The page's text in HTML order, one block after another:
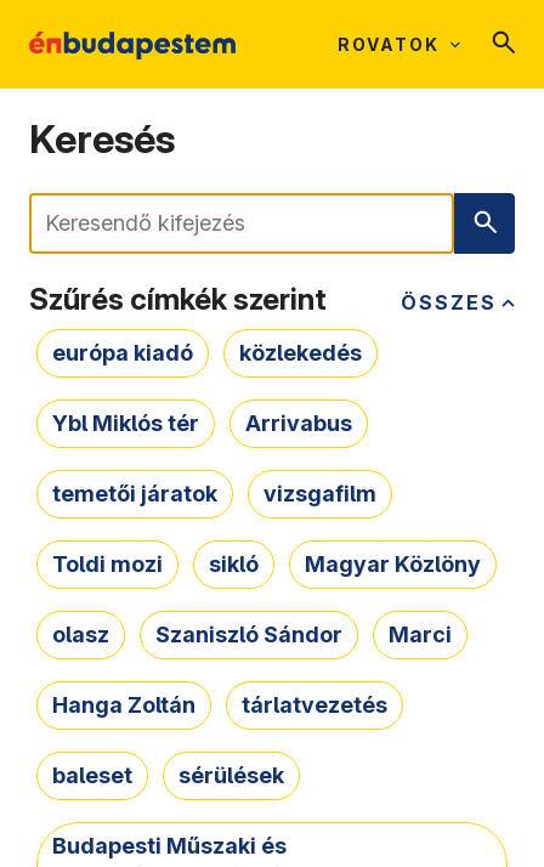
ROVATOK
Keresés
Keresés
ÖSSZES
Szűrés címkék szerint
európa kiadó közlekedés
Ybl Miklós tér Arrivabus
temetői járatok vizsgafilm
Toldi mozi sikló Magyar Közlöny
olasz Szaniszló Sándor Marci
Hanga Zoltán tárlatvezetés
baleset sérülések
Budapesti Műszaki és